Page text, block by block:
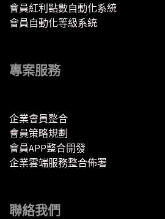
會員紅利點數自動化系統
會員自動化等級系統
專案服務
企業會員整合
會員策略規劃
會員APP整合開發
企業雲端服務整合佈署
聯絡我們